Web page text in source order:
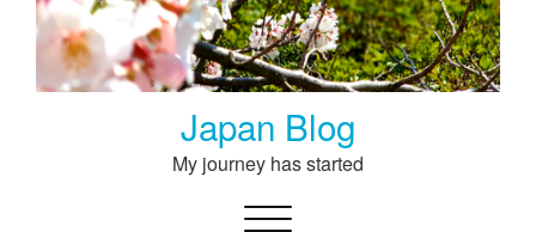
Japan Blog
My journey has started
Toggle navigation